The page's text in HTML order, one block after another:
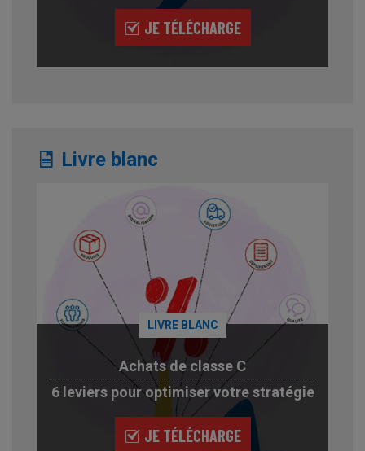
JE TÉLÉCHARGE
Livre blanc
LIVRE BLANC
Achats de classe C
6 leviers pour optimiser votre stratégie
JE TÉLÉCHARGE